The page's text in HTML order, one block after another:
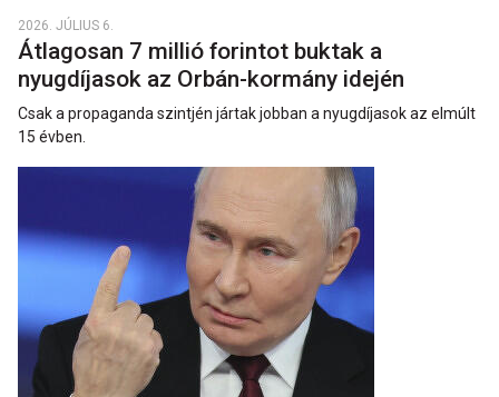
2026. JÚLIUS 6.
Átlagosan 7 millió forintot buktak a
nyugdíjasok az Orbán-kormány idején
Csak a propaganda szintjén jártak jobban a nyugdíjasok az elmúlt
15 évben.